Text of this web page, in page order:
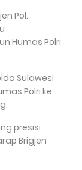
Pol.
Humas Polri
Sulawesi
Polri ke
presisi
Brigjen